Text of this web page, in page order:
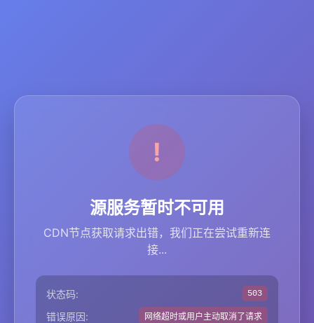
源服务暂时不可用
CDN节点获取请求出错，我们正在尝试重新连
接...
状态码: 503
错误原因: 网络超时或用户主动取消了请求